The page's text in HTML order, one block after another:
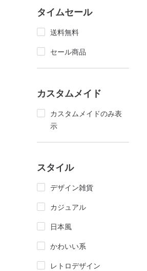
タイムセール
送料無料
セール商品
カスタムメイド
カスタムメイドのみ表
示
スタイル
デザイン雑貨
カジュアル
日本風
かわいい系
レトロデザイン